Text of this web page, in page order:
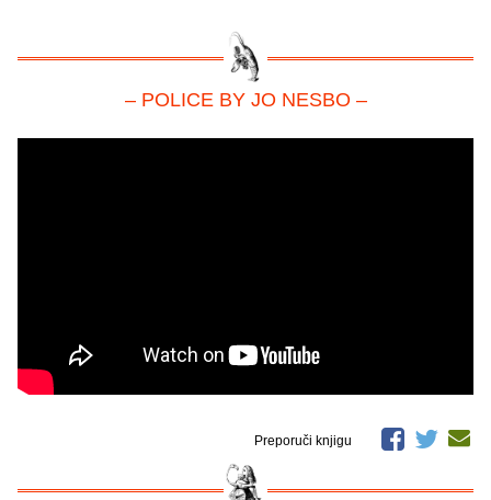
– POLICE BY JO NESBO –
Preporuči knjigu